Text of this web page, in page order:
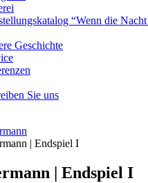
“Wenn die
Geschichte
Sie uns
| Endspiel I
| Endspiel I